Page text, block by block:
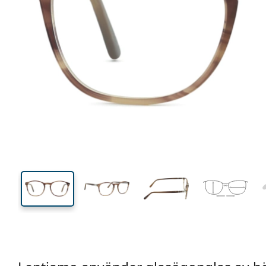
42 mm
Linshöjd Linsbredd
Linsbredd